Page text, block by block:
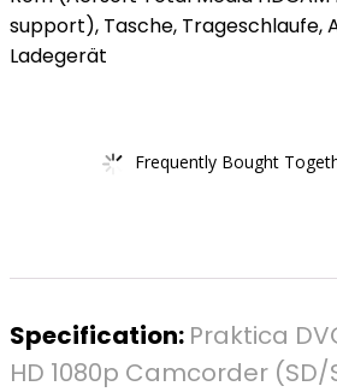
support), Tasche, Trageschlaufe,
Ladegerät
Frequently Bought
Specification: Praktica
HD 1080p Camcorder